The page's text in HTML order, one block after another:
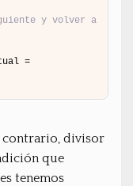
y volver a
contrario, divisor
que
tenemos